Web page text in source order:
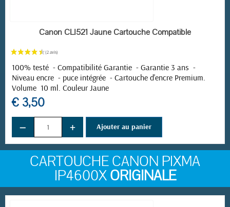
EN STOCK
Canon CLI521 Jaune Cartouche Compatible
100% testé - Compatibilité Garantie - Garantie 3 ans -
Niveau encre - puce intégrée - Cartouche d'encre Premium.
Volume 10 ml. Couleur Jaune
€ 3,50
− + Ajouter au panier
CARTOUCHE CANON PIXMA
IP4600XORIGINALE